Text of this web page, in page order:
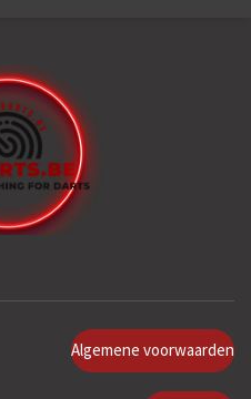
Algemene voorwaarden